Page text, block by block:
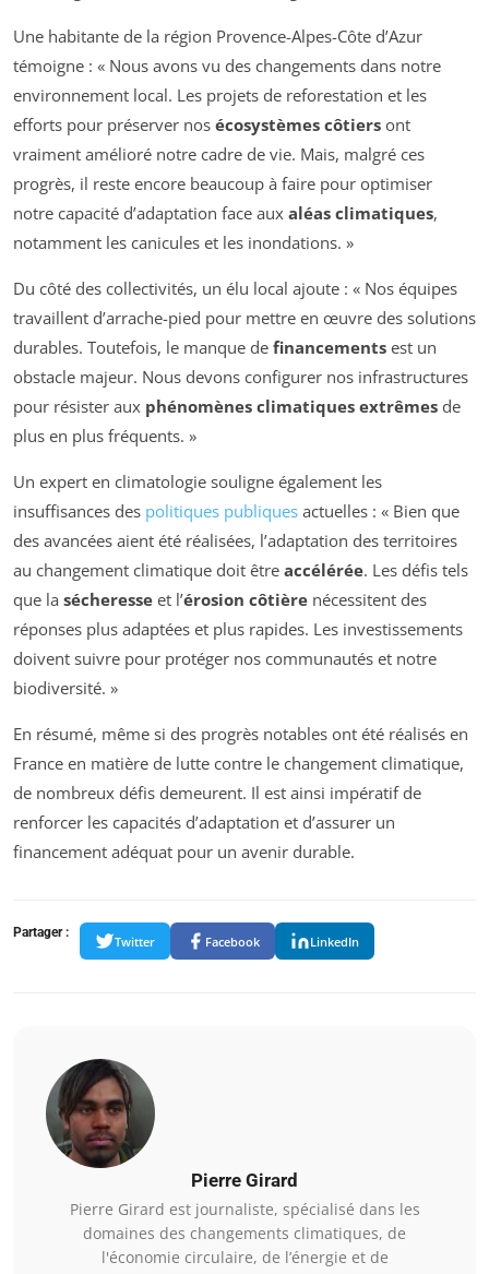
Une habitante de la région Provence-Alpes-Côte d’Azur
témoigne : « Nous avons vu des changements dans notre
environnement local. Les projets de reforestation et les
efforts pour préserver nos écosystèmes côtiers ont
vraiment amélioré notre cadre de vie. Mais, malgré ces
progrès, il reste encore beaucoup à faire pour optimiser
notre capacité d’adaptation face aux aléas climatiques,
notamment les canicules et les inondations. »
Du côté des collectivités, un élu local ajoute : « Nos équipes
travaillent d’arrache-pied pour mettre en œuvre des solutions
durables. Toutefois, le manque de financements est un
obstacle majeur. Nous devons configurer nos infrastructures
pour résister aux phénomènes climatiques extrêmes de
plus en plus fréquents. »
Un expert en climatologie souligne également les
insuffisances des politiques publiques actuelles : « Bien que
des avancées aient été réalisées, l’adaptation des territoires
au changement climatique doit être accélérée. Les défis tels
que la sécheresse et l’érosion côtière nécessitent des
réponses plus adaptées et plus rapides. Les investissements
doivent suivre pour protéger nos communautés et notre
biodiversité. »
En résumé, même si des progrès notables ont été réalisés en
France en matière de lutte contre le changement climatique,
de nombreux défis demeurent. Il est ainsi impératif de
renforcer les capacités d’adaptation et d’assurer un
financement adéquat pour un avenir durable.
Partager :
Twitter Facebook LinkedIn
Pierre Girard
Pierre Girard est journaliste, spécialisé dans les
domaines des changements climatiques, de
l'économie circulaire, de l’énergie et de